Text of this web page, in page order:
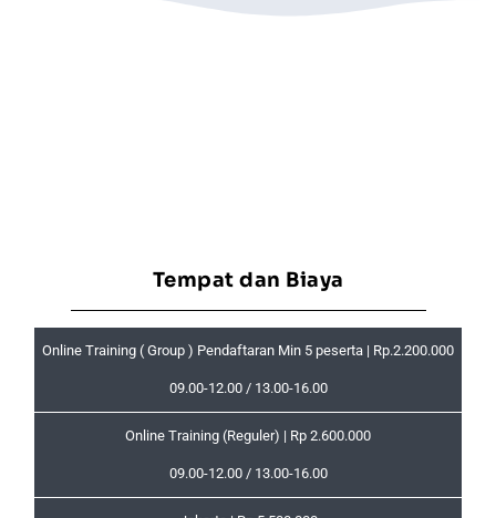
Tempat dan Biaya
Online Training ( Group ) Pendaftaran Min 5 peserta | Rp.2.200.000
09.00-12.00 / 13.00-16.00
Online Training (Reguler) | Rp 2.600.000
09.00-12.00 / 13.00-16.00